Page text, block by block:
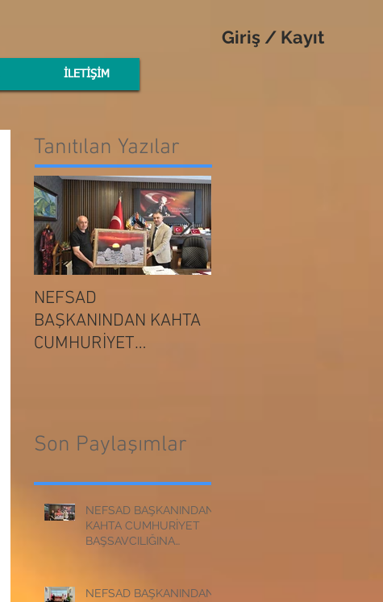
İLETİŞİM
Giriş / Kayıt
Tanıtılan Yazılar
NEFSAD
BAŞKANINDAN KAHTA
CUMHURİYET
Son Paylaşımlar
NEFSAD BAŞKANINDAN
KAHTA CUMHURİYET
BAŞSAVCILIĞINA
NEFSAD BAŞKANINDAN